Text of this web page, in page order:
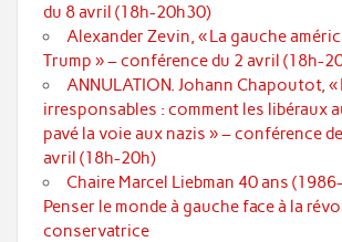
du 8 avril (18h-20h30)
Alexander Zevin, « La gauche
Trump » – conférence du 2 avril (18h-
ANNULATION. Johann Chapoutot, «
irresponsables : comment les libéraux
pavé la voie aux nazis » – conférence
avril (18h-20h)
Chaire Marcel Liebman 40 ans
Penser le monde à gauche face à la
conservatrice